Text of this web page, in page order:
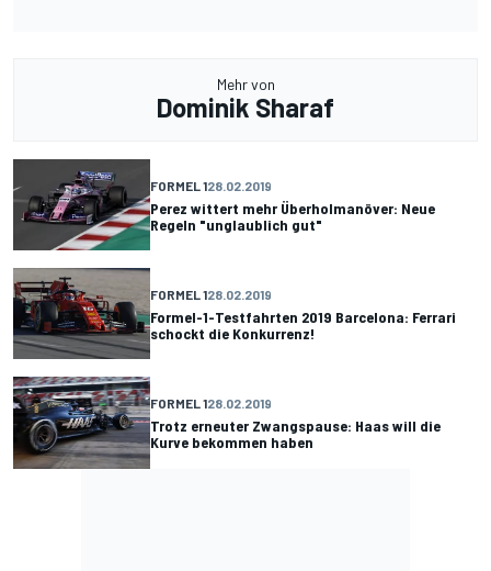
Mehr von
Dominik Sharaf
FORMEL 128.02.2019
Perez wittert mehr Überholmanöver: Neue
Regeln "unglaublich gut"
FORMEL 128.02.2019
Formel-1-Testfahrten 2019 Barcelona: Ferrari
schockt die Konkurrenz!
FORMEL 128.02.2019
Trotz erneuter Zwangspause: Haas will die
Kurve bekommen haben